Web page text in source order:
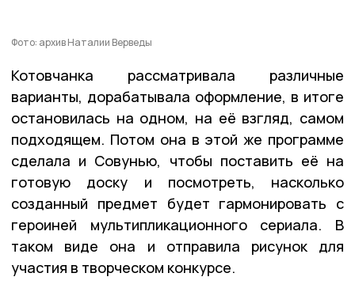
Фото: архив Наталии Верведы
Котовчанка рассматривала различные
варианты, дорабатывала оформление, в итоге
остановилась на одном, на её взгляд, самом
подходящем. Потом она в этой же программе
сделала и Совунью, чтобы поставить её на
готовую доску и посмотреть, насколько
созданный предмет будет гармонировать с
героиней мультипликационного сериала. В
таком виде она и отправила рисунок для
участия в творческом конкурсе.